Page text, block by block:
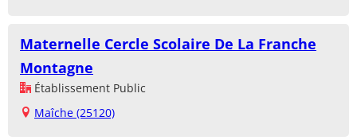
Maternelle Cercle Scolaire De La Franche
Montagne
Établissement Public
Maîche (25120)